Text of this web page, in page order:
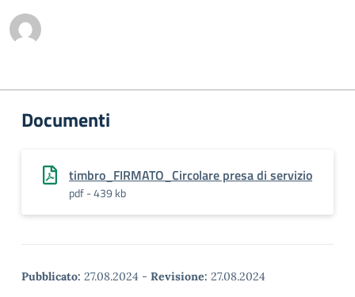
Documenti
timbro_FIRMATO_Circolare presa di servizio
pdf - 439 kb
Pubblicato: 27.08.2024 - Revisione: 27.08.2024